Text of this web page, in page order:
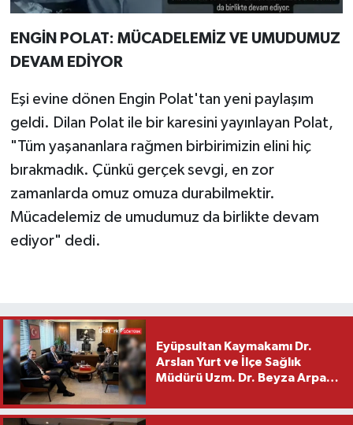
ENGİN POLAT: MÜCADELEMİZ VE UMUDUMUZ
DEVAM EDİYOR
Eşi evine dönen Engin Polat'tan yeni paylaşım
geldi. Dilan Polat ile bir karesini yayınlayan Polat,
"Tüm yaşananlara rağmen birbirimizin elini hiç
bırakmadık. Çünkü gerçek sevgi, en zor
zamanlarda omuz omuza durabilmektir.
Mücadelemiz de umudumuz da birlikte devam
ediyor" dedi.
Eyüpsultan Kaymakamı Dr.
Arslan Yurt ve İlçe Sağlık
Müdürü Uzm. Dr. Beyza Arpacı
Ziyareti